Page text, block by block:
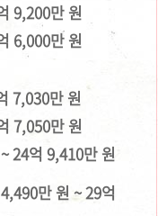
9,200만 원
6,000만 원
7,030만 원
7,050만 원
24억 9,410만 원
만 원 ~ 29억